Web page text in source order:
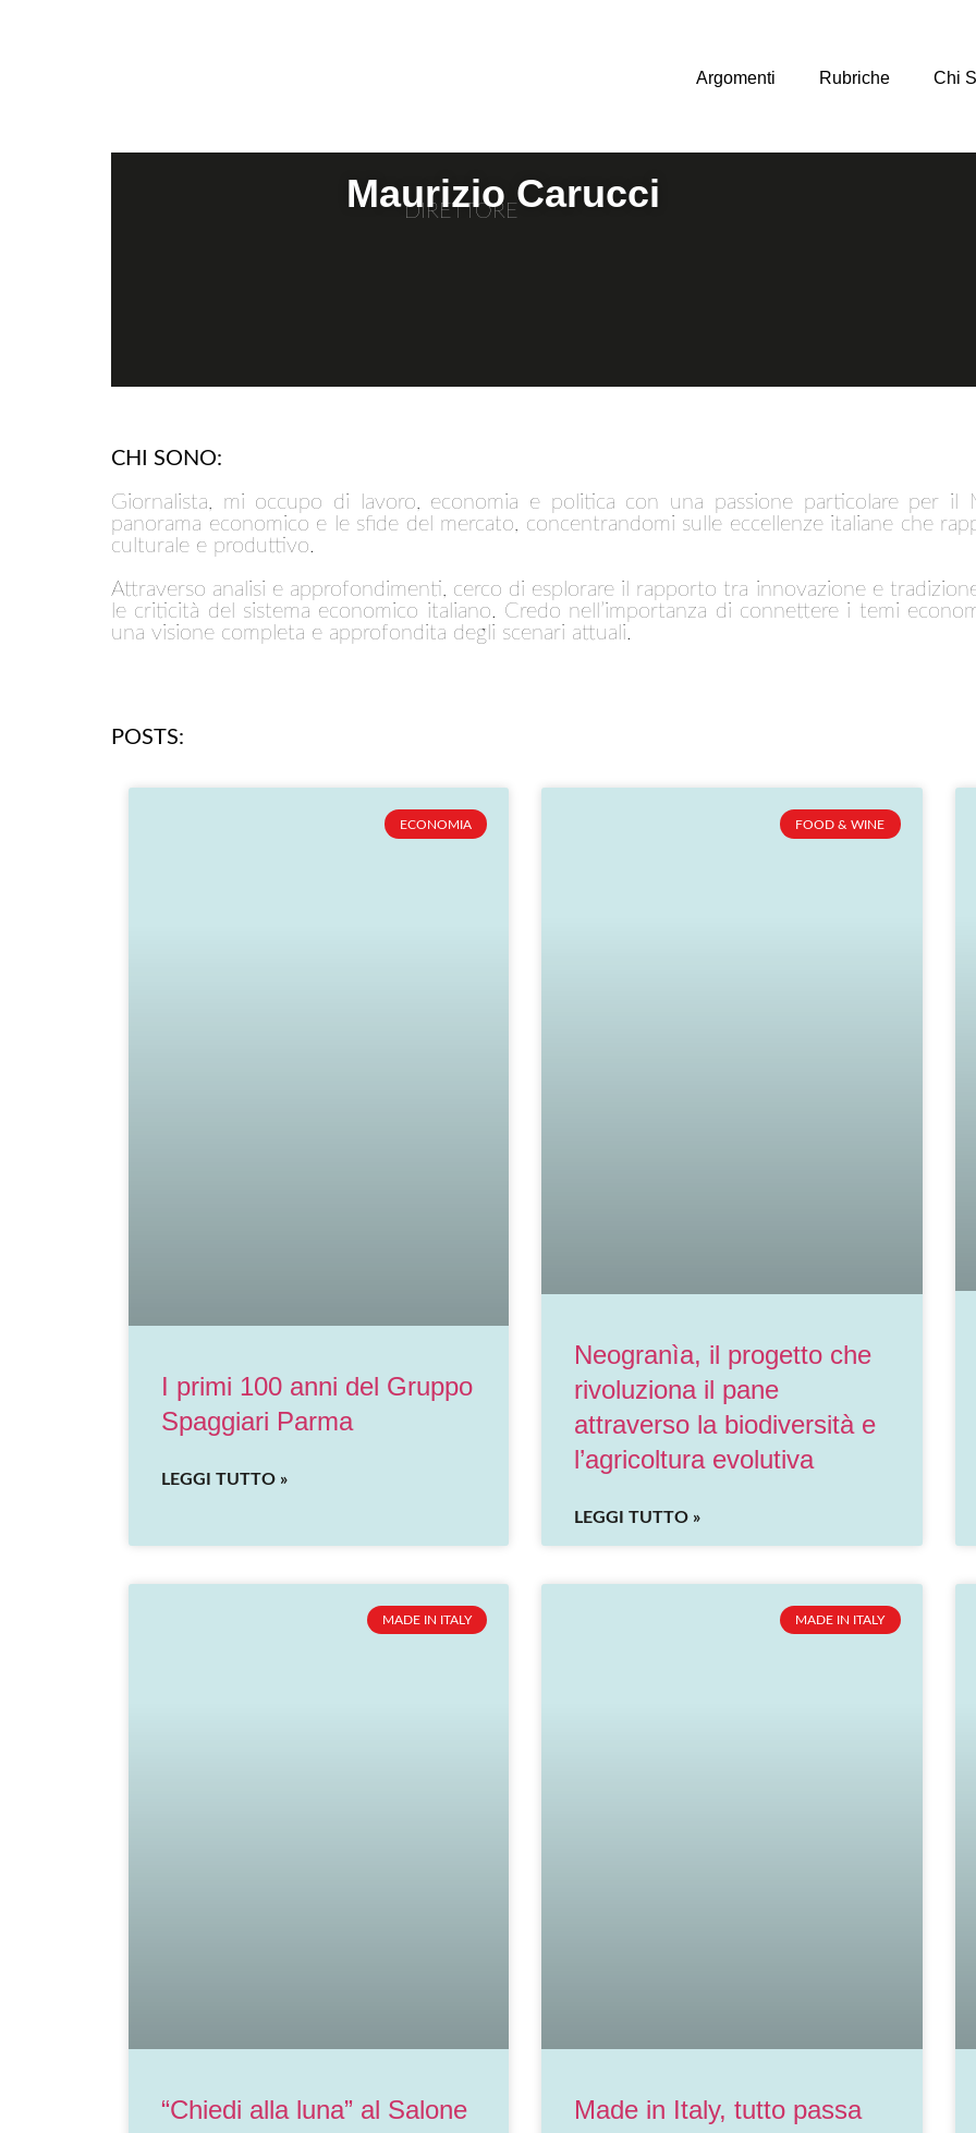
Argomenti Rubriche Chi
Maurizio Carucci
DIRETTORE
CHI SONO:
Giornalista, mi occupo di lavoro, economia e politica con una passione particolare per il
panorama economico e le sfide del mercato, concentrandomi sulle eccellenze italiane che
culturale e produttivo.
Attraverso analisi e approfondimenti, cerco di esplorare il rapporto tra innovazione e
le criticità del sistema economico italiano. Credo nell’importanza di connettere i temi
una visione completa e approfondita degli scenari attuali.
POSTS:
ECONOMIA
I primi 100 anni del Gruppo
Spaggiari Parma
LEGGI TUTTO »
FOOD & WINE
Neogranìa, il progetto che
rivoluziona il pane
attraverso la biodiversità e
l’agricoltura evolutiva
LEGGI TUTTO »
MADE IN ITALY
“Chiedi alla luna” al Salone
MADE IN ITALY
Made in Italy, tutto passa